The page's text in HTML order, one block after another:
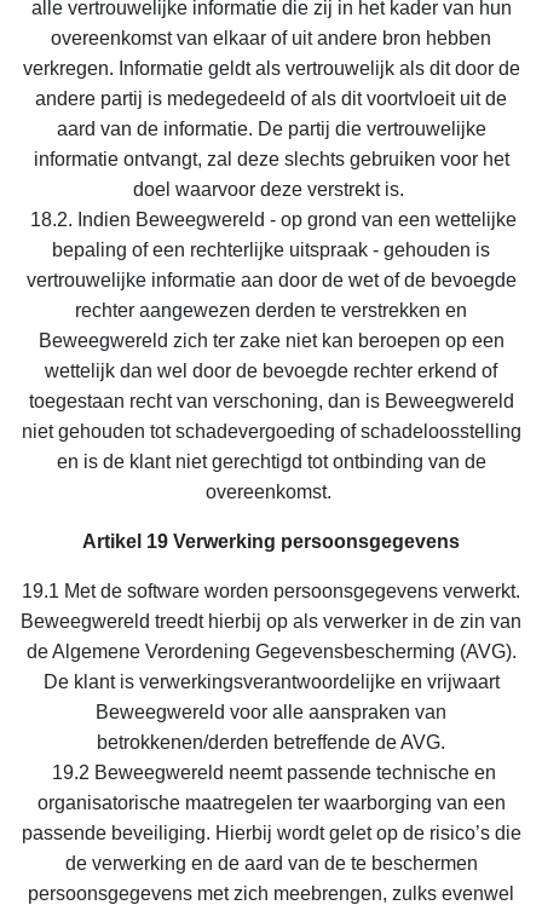
alle vertrouwelijke informatie die zij in het kader van hun
overeenkomst van elkaar of uit andere bron hebben
verkregen. Informatie geldt als vertrouwelijk als dit door de
andere partij is medegedeeld of als dit voortvloeit uit de
aard van de informatie. De partij die vertrouwelijke
informatie ontvangt, zal deze slechts gebruiken voor het
doel waarvoor deze verstrekt is.
18.2. Indien Beweegwereld - op grond van een wettelijke
bepaling of een rechterlijke uitspraak - gehouden is
vertrouwelijke informatie aan door de wet of de bevoegde
rechter aangewezen derden te verstrekken en
Beweegwereld zich ter zake niet kan beroepen op een
wettelijk dan wel door de bevoegde rechter erkend of
toegestaan recht van verschoning, dan is Beweegwereld
niet gehouden tot schadevergoeding of schadeloosstelling
en is de klant niet gerechtigd tot ontbinding van de
overeenkomst.
Artikel 19 Verwerking persoonsgegevens
19.1 Met de software worden persoonsgegevens verwerkt.
Beweegwereld treedt hierbij op als verwerker in de zin van
de Algemene Verordening Gegevensbescherming (AVG).
De klant is verwerkingsverantwoordelijke en vrijwaart
Beweegwereld voor alle aanspraken van
betrokkenen/derden betreffende de AVG.
19.2 Beweegwereld neemt passende technische en
organisatorische maatregelen ter waarborging van een
passende beveiliging. Hierbij wordt gelet op de risico’s die
de verwerking en de aard van de te beschermen
persoonsgegevens met zich meebrengen, zulks evenwel